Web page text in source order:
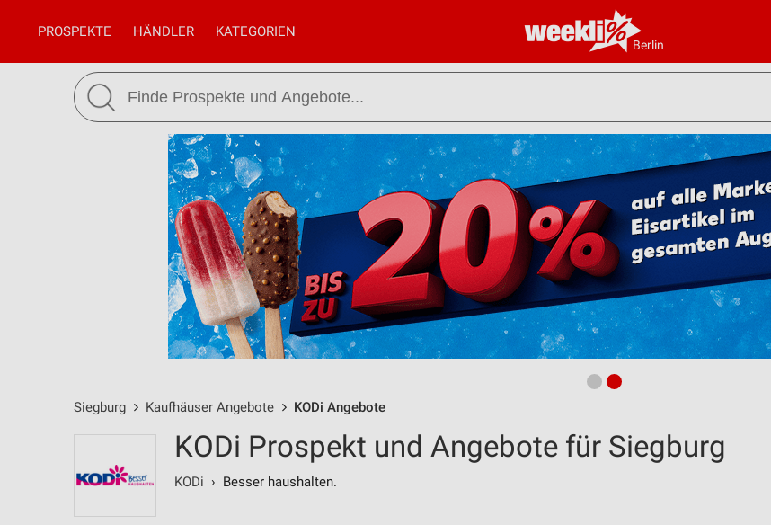
Berlin
PROSPEKTE HÄNDLER KATEGORIEN
Siegburg Kaufhäuser Angebote KODi Angebote
KODi Prospekt und Angebote für Siegburg
KODi › Besser haushalten.